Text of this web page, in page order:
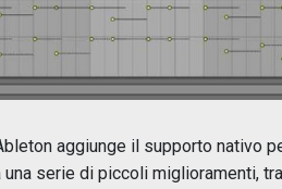
aggiunge il supporto nativo
serie di piccoli miglioramenti,